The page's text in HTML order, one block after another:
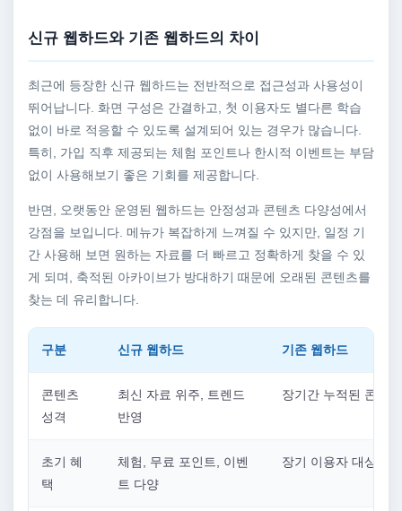
신규 웹하드와 기존 웹하드의 차이
최근에 등장한 신규 웹하드는 전반적으로 접근성과 사용성이
뛰어납니다. 화면 구성은 간결하고, 첫 이용자도 별다른 학습
없이 바로 적응할 수 있도록 설계되어 있는 경우가 많습니다.
특히, 가입 직후 제공되는 체험 포인트나 한시적 이벤트는 부담
없이 사용해보기 좋은 기회를 제공합니다.
반면, 오랫동안 운영된 웹하드는 안정성과 콘텐츠 다양성에서
강점을 보입니다. 메뉴가 복잡하게 느껴질 수 있지만, 일정 기
간 사용해 보면 원하는 자료를 더 빠르고 정확하게 찾을 수 있
게 되며, 축적된 아카이브가 방대하기 때문에 오래된 콘텐츠를
찾는 데 유리합니다.
구분 신규 웹하드 기존 웹하드
콘텐츠
성격
최신 자료 위주, 트렌드
반영
장기간 누적된 콘텐
초기 혜
택
체험, 무료 포인트, 이벤
트 다양
장기 이용자 대상 혜